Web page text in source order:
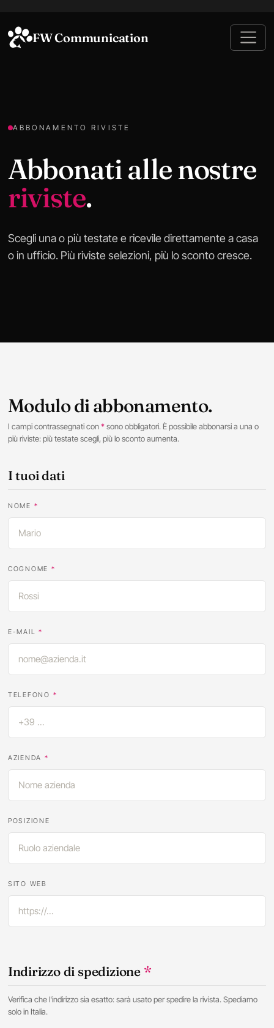
FW Communication
ABBONAMENTO RIVISTE
Abbonati alle nostre
riviste.
Scegli una o più testate e ricevile direttamente a casa
o in ufficio. Più riviste selezioni, più lo sconto cresce.
Modulo di abbonamento.
I campi contrassegnati con*sono obbligatori. È possibile abbonarsi a una o
più riviste: più testate scegli, più lo sconto aumenta.
I tuoi dati
NOME *
COGNOME *
E-MAIL*
TELEFONO *
AZIENDA *
POSIZIONE
SITO WEB
Indirizzo di spedizione *
Verifica che l'indirizzo sia esatto: sarà usato per spedire la rivista. Spediamo
solo in Italia.